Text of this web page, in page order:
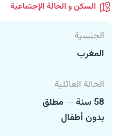
السكن و الحالة الإجتماعية
الجنسية
المغرب
الحالة العائلية
58 سنة
مطلق
بدون أطفال